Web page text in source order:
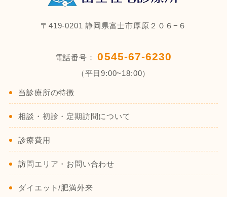
〒419-0201 静岡県富士市厚原２０６−６
電話番号：0545-67-6230
（平日9:00~18:00）
当診療所の特徴
相談・初診・定期訪問について
診療費用
訪問エリア・お問い合わせ
ダイエット/肥満外来